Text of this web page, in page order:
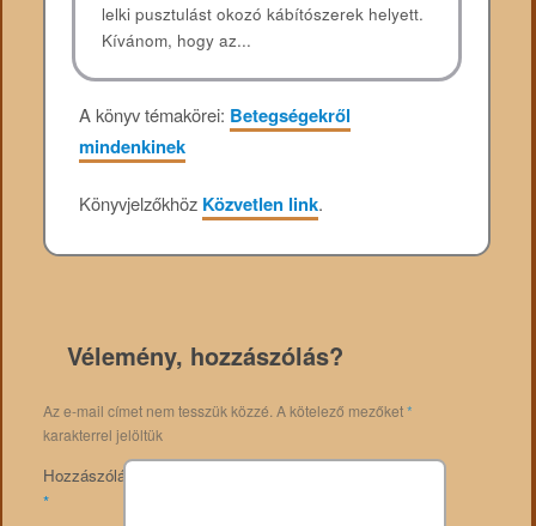
lelki pusztulást okozó kábítószerek helyett.
Kívánom, hogy az...
A könyv témakörei: Betegségekről
mindenkinek
Könyvjelzőkhöz Közvetlen link.
Vélemény, hozzászólás?
Az e-mail címet nem tesszük közzé. A kötelező mezőket*
karakterrel jelöltük
Hozzászólás
*